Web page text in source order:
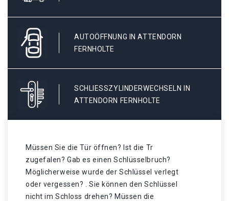
AUTOÖFFNUNG IN ATTENDORN
FERNHOLTE
SCHLIESSZYLINDERWECHSELN IN A
TTENDORN FERNHOLTE
Müssen Sie die Tür öffnen? Ist die Tr
zugefalen? Gab es einen Schlüsselbruch?
Möglicherweise wurde der Schlüssel verlegt
oder vergessen? . Sie können den Schlüssel
nicht im Schloss drehen? Müssen die